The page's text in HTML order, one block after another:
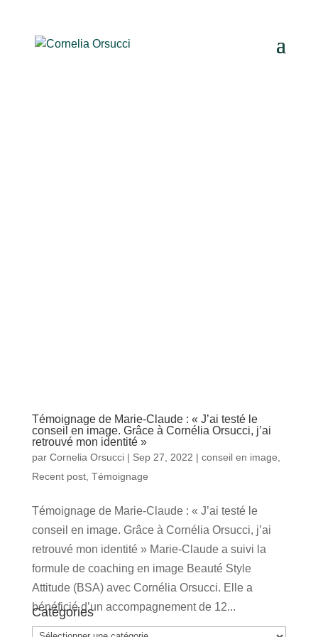
Témoignage de Marie-Claude : « J’ai testé le
conseil en image. Grâce à Cornélia Orsucci, j’ai
retrouvé mon identité »
par Cornelia Orsucci| Sep 27, 2022 | conseil en image,
Recent post, Témoignage
Témoignage de Marie-Claude : « J’ai testé le
conseil en image. Grâce à Cornélia Orsucci, j’ai
retrouvé mon identité » Marie-Claude a suivi la
formule de coaching en image Beauté Style
Attitude (BSA) avec Cornélia Orsucci. Elle a
bénéficié d’un accompagnement de 12...
Catégories